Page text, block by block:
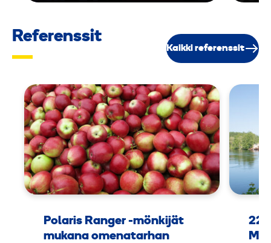
,
/
m
i
n
Referenssit
Kaikki referenssit
Polaris Ranger -mönkijät
mukana omenatarhan